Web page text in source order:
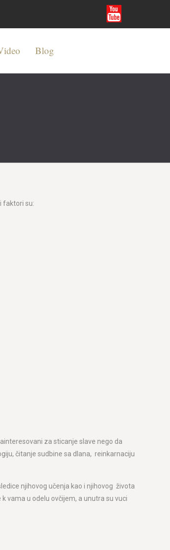
Blog
faktori su:
za sticanje slave nego da
čitanje sudbine sa dlana, reinkarnaciju
njihovog učenja kao i njihovog života
vama u odelu ovčijem, a unutra su vuci